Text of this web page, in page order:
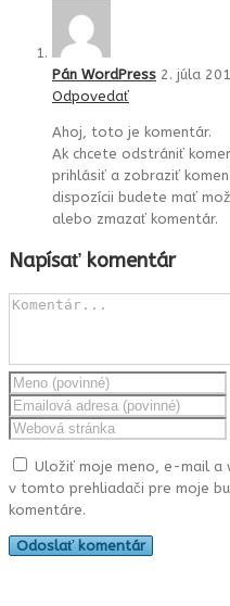
Pán WordPress 2. júla
Odpovedať
Ahoj, toto je komentár.
Ak chcete odstrániť
prihlásiť a zobraziť
dispozícii budete mať
alebo zmazať komentár.
Napísať komentár
Uložiť moje meno, e-mail a
v tomto prehliadači pre moje
komentáre.